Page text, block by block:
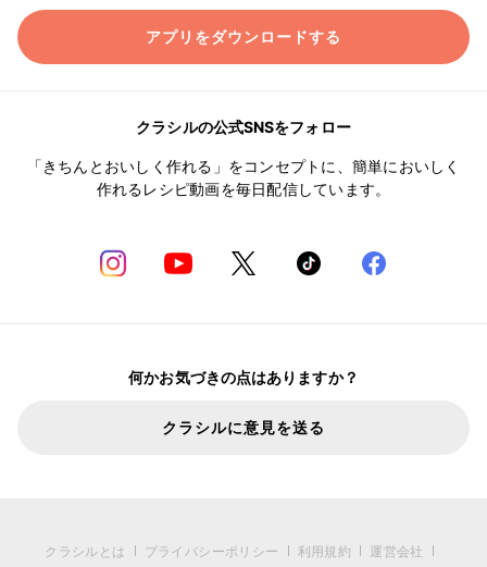
アプリをダウンロードする
クラシルの公式SNSをフォロー
「きちんとおいしく作れる」をコンセプトに、簡単においしく
作れるレシピ動画を毎日配信しています。
何かお気づきの点はありますか？
クラシルに意見を送る
クラシルとは プライバシーポリシー 利用規約 運営会社